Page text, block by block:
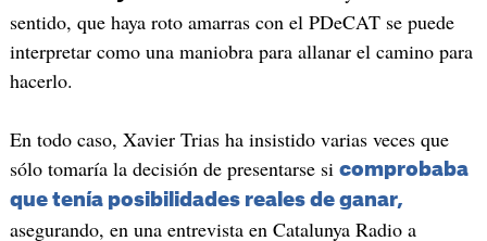
sentido, que haya roto amarras con el PDeCAT se puede
interpretar como una maniobra para allanar el camino para
hacerlo.
En todo caso, Xavier Trias ha insistido varias veces que
sólo tomaría la decisión de presentarse si comprobaba
que tenía posibilidades reales de ganar,
asegurando, en una entrevista en Catalunya Radio a